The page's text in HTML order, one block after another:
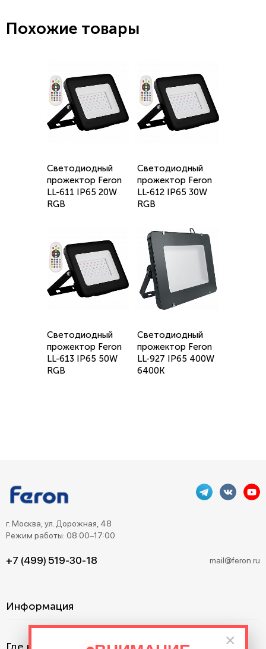
×
Похожие товары
Светодиодный
прожектор Feron
LL-611 IP65 20W
RGB
Светодиодный
прожектор Feron
LL-612 IP65 30W
RGB
Светодиодный
прожектор Feron
LL-613 IP65 50W
RGB
Светодиодный
прожектор Feron
LL-927 IP65 400W
6400K
г. Москва, ул. Дорожная, 48
Режим работы: 08:00–17:00
+7 (499) 519-30-18 mail@feron.ru
Информация